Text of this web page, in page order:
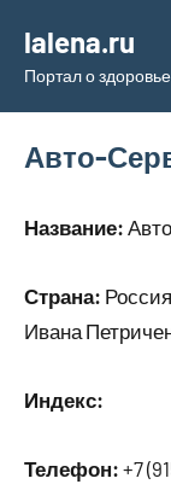
содержимому
lalena.ru
Портал о
Авто-
Название:
Страна:
Ивана
Индекс:
Телефон: +7